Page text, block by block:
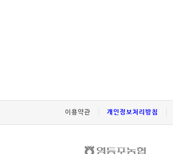
이용약관 개인정보처리방침